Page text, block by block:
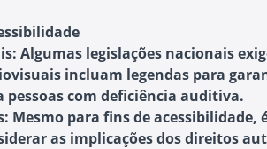
: Algumas legislações nacionais
incluam legendas para
pessoas com deficiência auditiva.
: Mesmo para fins de acessibilidade,
as implicações dos direitos